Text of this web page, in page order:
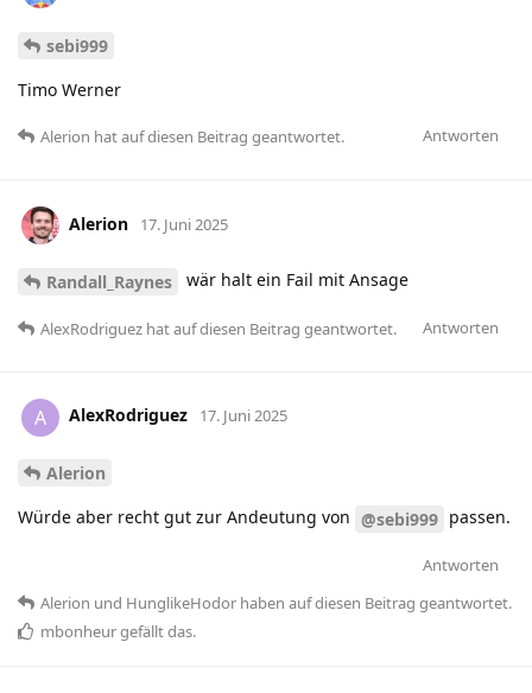
sebi999
Timo Werner
Antworten
Alerion hatauf diesen Beitrag geantwortet.
Alerion 17. Juni 2025
Randall_Raynes wär halt ein Fail mit Ansage
Antworten
AlexRodriguez hatauf diesen Beitrag geantwortet.
A AlexRodriguez 17. Juni 2025
Alerion
Würde aber recht gut zur Andeutung von @sebi999 passen.
Antworten
Alerion und HunglikeHodor haben auf diesen Beitrag geantwortet.
mbonheurgefällt das.